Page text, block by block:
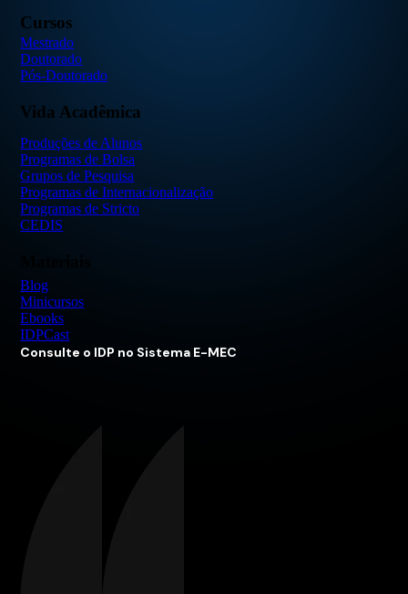
Cursos
Mestrado
Doutorado
Pós-Doutorado
Vida Acadêmica
Produções de Alunos
Programas de Bolsa
Grupos de Pesquisa
Programas de Internacionalização
Programas de Stricto
CEDIS
Blog
Minicursos
Ebooks
IDPCast
Consulte o IDP no Sistema E-MEC